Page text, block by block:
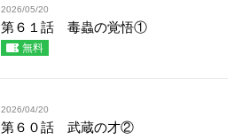
2026/05/20
第６１話 毒蟲の覚悟①
無料
2026/04/20
第６０話 武蔵の才②